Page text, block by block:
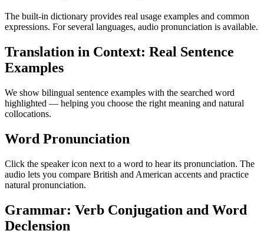
The built-in dictionary provides real usage examples and common
expressions. For several languages, audio pronunciation is available.
Translation in Context: Real Sentence
Examples
We show bilingual sentence examples with the searched word
highlighted — helping you choose the right meaning and natural
collocations.
Word Pronunciation
Click the speaker icon next to a word to hear its pronunciation. The
audio lets you compare British and American accents and practice
natural pronunciation.
Grammar: Verb Conjugation and Word
Declension